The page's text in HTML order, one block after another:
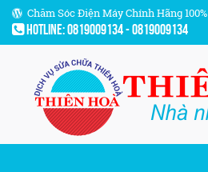
Chăm Sóc Điện Máy Chính Hãng 100%
Hotline: 0819009134 - 0819009134